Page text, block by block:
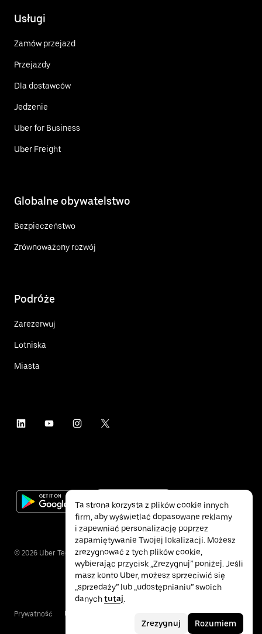
Usługi
Zamów przejazd
Przejazdy
Dla dostawców
Jedzenie
Uber for Business
Uber Freight
Globalne obywatelstwo
Bezpieczeństwo
Zrównoważony rozwój
Podróże
Zarezerwuj
Lotniska
Miasta
© 2026 Uber Technologies Inc.
Prywatność Ułatwienia dostępu
Ta strona korzysta z plików cookie innych
firm, aby wyświetlać dopasowane reklamy
i zapewniać personalizację poprzez
zapamiętywanie Twojej lokalizacji. Możesz
zrezygnować z tych plików cookie,
wybierając przycisk „Zrezygnuj” poniżej. Jeśli
masz konto Uber, możesz sprzeciwić się
„sprzedaży” lub „udostępnianiu” swoich
danychtutaj.
Zrezygnuj Rozumiem